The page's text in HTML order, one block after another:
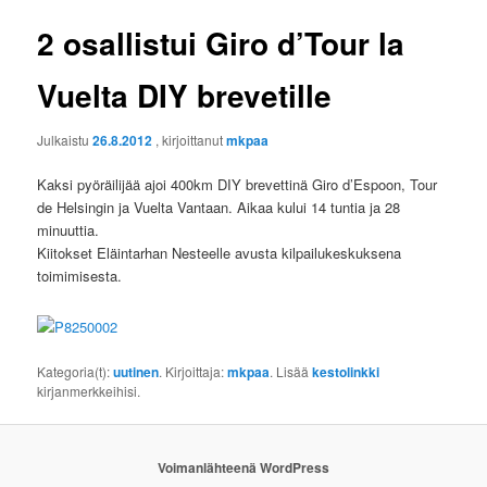
2 osallistui Giro d’Tour la
Vuelta DIY brevetille
Julkaistu26.8.2012 , kirjoittanutmkpaa
Kaksi pyöräilijää ajoi 400km DIY brevettinä Giro d’Espoon, Tour
de Helsingin ja Vuelta Vantaan. Aikaa kului 14 tuntia ja 28
minuuttia.
Kiitokset Eläintarhan Nesteelle avusta kilpailukeskuksena
toimimisesta.
Kategoria(t):uutinen. Kirjoittaja:mkpaa. Lisääkestolinkki
kirjanmerkkeihisi.
Voimanlähteenä WordPress